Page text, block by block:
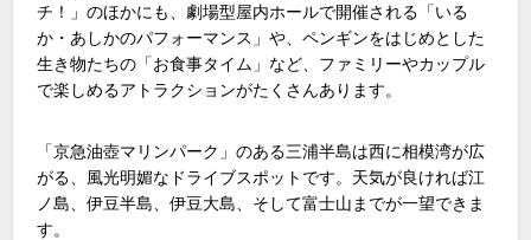
チ！」のほかにも、劇場型屋内ホールで開催される「いる
か・あしかのパフォーマンス」や、ペンギンをはじめとした
生き物たちの「お食事タイム」など、ファミリーやカップル
で楽しめるアトラクションがたくさんあります。
「京急油壺マリンパーク」のある三浦半島は西に相模湾が広
がる、風光明媚なドライブスポットです。天気が良ければ江
ノ島、伊豆半島、伊豆大島、そして富士山までが一望できま
す。